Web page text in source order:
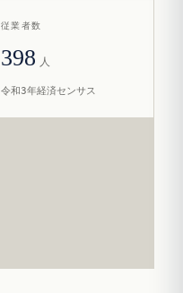
従業者数
398 人
令和3年経済センサス